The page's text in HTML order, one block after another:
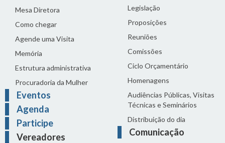
Mesa Diretora
Como chegar
Agende uma Visita
Memória
Estrutura administrativa
Procuradoria da Mulher
Eventos
Agenda
Participe
Vereadores
Legislação
Proposições
Reuniões
Comissões
Ciclo Orçamentário
Homenagens
Audiências Públicas, Visitas
Técnicas e Seminários
Distribuição do dia
Comunicação